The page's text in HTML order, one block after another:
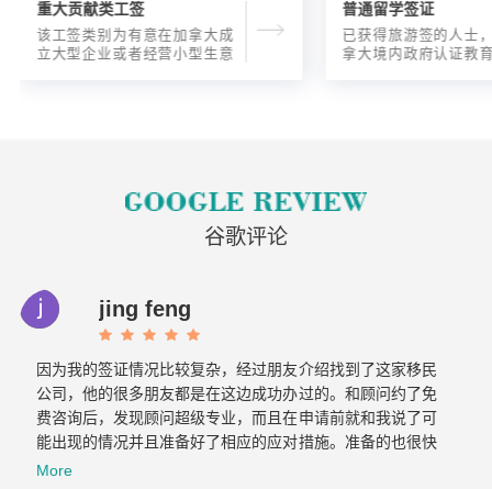
重大贡献类工签
该工签类别为有意在加拿大成
立大型企业或者经营小型生意
普通留学签证
已获得旅游签的人士
拿大境内政府认证教
谷歌评论
jing feng
因为我的签证情况比较复杂，经过朋友介绍找到了这家移民
公司，他的很多朋友都是在这边成功办过的。和顾问约了免
费咨询后，发现顾问超级专业，而且在申请前就和我说了可
能出现的情况并且准备好了相应的应对措施。准备的也很快
文件不到一周就交上去了。没想到不到一个月，签证就顺利
More